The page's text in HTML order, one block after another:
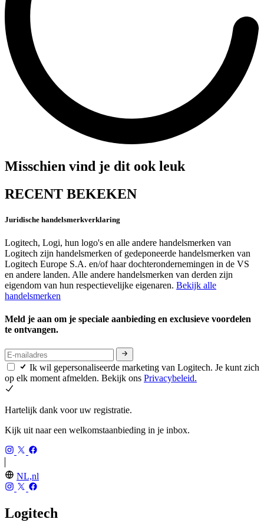
Misschien vind je dit ook leuk
RECENT BEKEKEN
Juridische handelsmerkverklaring
Logitech, Logi, hun logo's en alle andere handelsmerken van
Logitech zijn handelsmerken of gedeponeerde handelsmerken van
Logitech Europe S.A. en/of haar dochterondernemingen in de VS
en andere landen. Alle andere handelsmerken van derden zijn
eigendom van hun respectievelijke eigenaren. Bekijk alle
handelsmerken
Meld je aan om je speciale aanbieding en exclusieve voordelen
te ontvangen.
Ik wil gepersonaliseerde marketing van Logitech. Je kunt zich
op elk moment afmelden. Bekijk ons Privacybeleid.
Hartelijk dank voor uw registratie.
Kijk uit naar een welkomstaanbieding in je inbox.
NL,nl
Logitech